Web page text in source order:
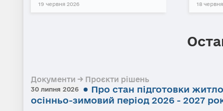
19 червня 2026 18
Документи → Проєкти рішень
30 липня 2026
Про стан підготовки
осінньо-зимовий період 2026 - 2027